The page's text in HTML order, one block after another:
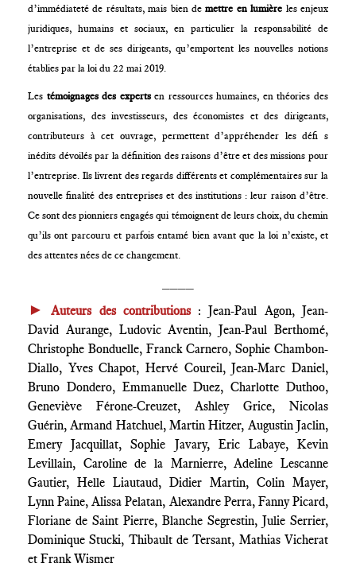
d’immédiateté de résultats, mais bien demettre en lumière les enjeux
juridiques, humains et sociaux, en particulier la responsabilité de
l’entreprise et de ses dirigeants, qu’emportent les nouvelles notions
établies par la loi du 22 mai 2019.
Les témoignages des expertsen ressources humaines, en théories des
organisations, des investisseurs, des économistes et des dirigeants,
contributeurs à cet ouvrage, permettent d’appréhender les défi s
inédits dévoilés par la définition des raisons d’être et des missions pour
l’entreprise. Ils livrent des regards différents et complémentaires sur la
nouvelle finalité des entreprises et des institutions : leur raison d’être.
Ce sont des pionniers engagés qui témoignent de leurs choix, du chemin
qu’ils ont parcouru et parfois entamé bien avant que la loi n’existe, et
des attentes nées de ce changement.
► Auteurs des contributions: Jean-Paul Agon, Jean-
David Aurange, Ludovic Aventin, Jean-Paul Berthomé,
Christophe Bonduelle, Franck Carnero, Sophie Chambon-
Diallo, Yves Chapot, Hervé Coureil, Jean-Marc Daniel,
Bruno Dondero, Emmanuelle Duez, Charlotte Duthoo,
Geneviève Férone-Creuzet, Ashley Grice, Nicolas
Guérin,Armand Hatchuel, Martin Hitzer, Augustin Jaclin,
Emery Jacquillat, Sophie Javary, Eric Labaye, Kevin
Levillain, Caroline de la Marnierre, Adeline Lescanne
Gautier, Helle Liautaud, Didier Martin, Colin Mayer,
Lynn Paine, Alissa Pelatan, Alexandre Perra, Fanny Picard,
Floriane de Saint Pierre, Blanche Segrestin, Julie Serrier,
Dominique Stucki, Thibault de Tersant, Mathias Vicherat
et Frank Wismer